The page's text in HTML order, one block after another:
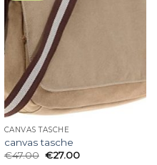
CANVAS TASCHE
canvas tasche
€47.00 €27.00